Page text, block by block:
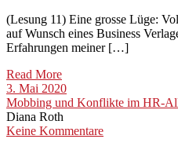
(Lesung 11) Eine grosse Lüge:
auf Wunsch eines Business
Erfahrungen meiner […]
Read More
3. Mai 2020
Mobbing und Konflikte im HR-
Diana Roth
Keine Kommentare